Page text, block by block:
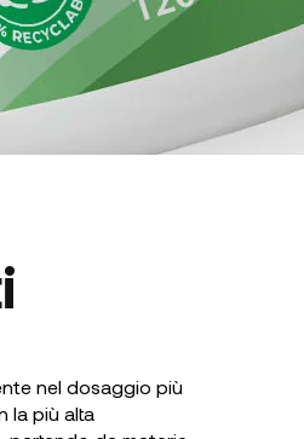
nel dosaggio più
la più alta